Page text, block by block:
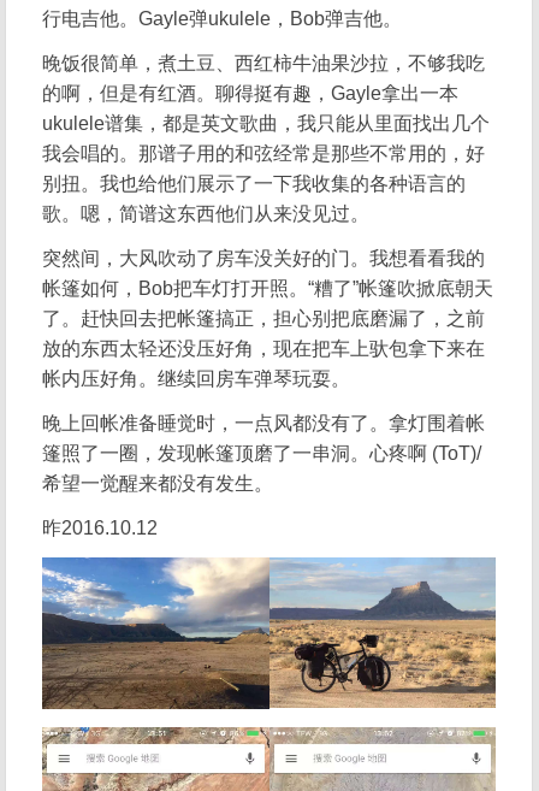
行电吉他。Gayle弹ukulele，Bob弹吉他。
晚饭很简单，煮土豆、西红柿牛油果沙拉，不够我吃
的啊，但是有红酒。聊得挺有趣，Gayle拿出一本
ukulele谱集，都是英文歌曲，我只能从里面找出几个
我会唱的。那谱子用的和弦经常是那些不常用的，好
别扭。我也给他们展示了一下我收集的各种语言的
歌。嗯，简谱这东西他们从来没见过。
突然间，大风吹动了房车没关好的门。我想看看我的
帐篷如何，Bob把车灯打开照。“糟了”帐篷吹掀底朝天
了。赶快回去把帐篷搞正，担心别把底磨漏了，之前
放的东西太轻还没压好角，现在把车上驮包拿下来在
帐内压好角。继续回房车弹琴玩耍。
晚上回帐准备睡觉时，一点风都没有了。拿灯围着帐
篷照了一圈，发现帐篷顶磨了一串洞。心疼啊 (ToT)/
希望一觉醒来都没有发生。
昨2016.10.12